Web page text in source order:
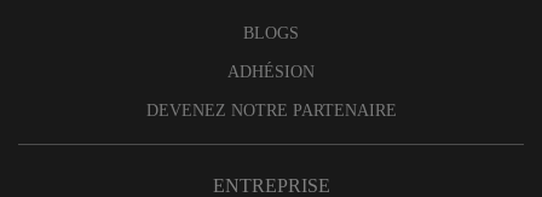
BLOGS
ADHÉSION
DEVENEZ NOTRE PARTENAIRE
ENTREPRISE